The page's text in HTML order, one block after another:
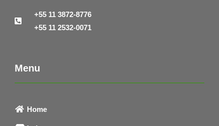
+55 11 3872-8776
+55 11 2532-0071
Menu
Home